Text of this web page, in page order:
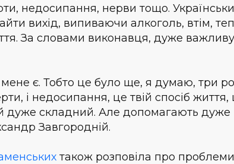
недосипання, нерви тощо.
вихід, випиваючи алкоголь, втім,
За словами виконавця, дуже важливу
є. Тобто це було ще, я думаю, три
і недосипання, це твій спосіб життя,
дуже складний. Але допомагають дуже
Завгородній.
також розповіла про проблеми